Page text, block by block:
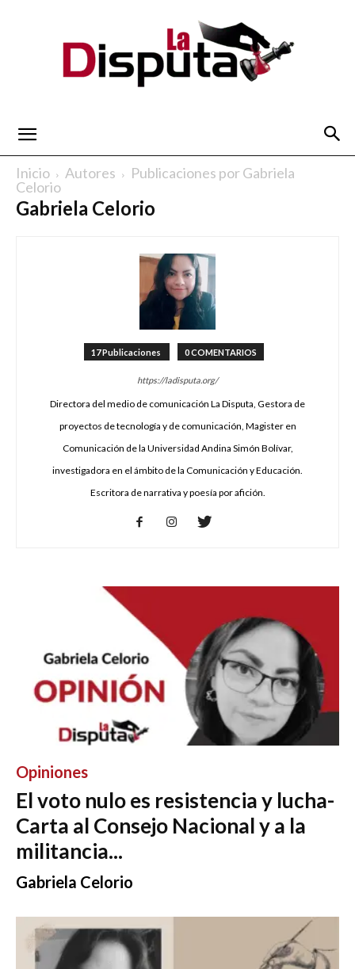
Inicio Autores
Publicaciones por Gabriela
Celorio
Gabriela Celorio
17 Publicaciones 0 COMENTARIOS
https://ladisputa.org/
Directora del medio de comunicación La Disputa, Gestora de
proyectos de tecnología y de comunicación, Magister en
Comunicación de la Universidad Andina Simón Bolívar,
investigadora en el ámbito de la Comunicación y Educación.
Escritora de narrativa y poesía por afición.
Opiniones
El voto nulo es resistencia y lucha-
Carta al Consejo Nacional y a la
militancia...
Gabriela Celorio